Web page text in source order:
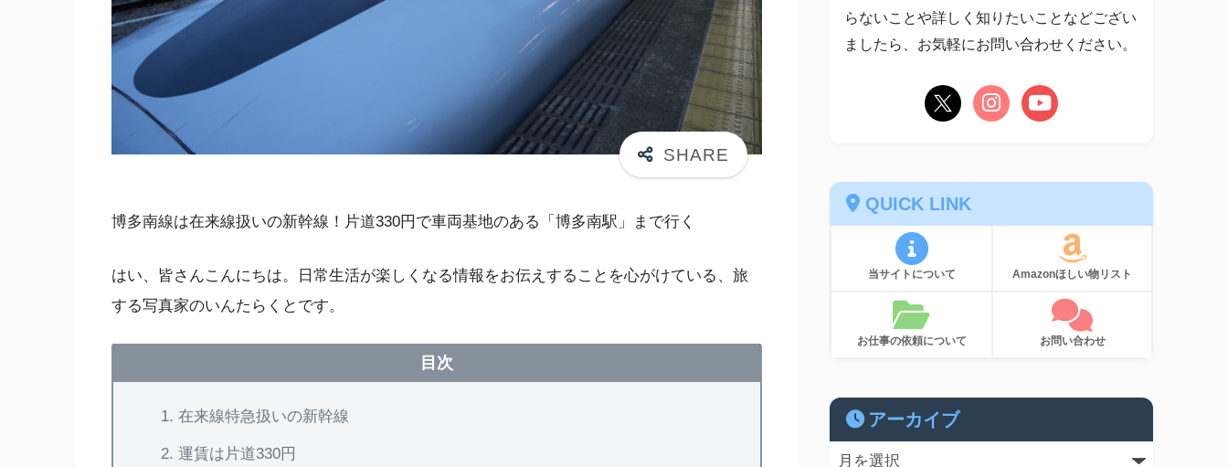
博多南線は在来線扱いの新幹線！片道330円で車両基地のある「博多南駅」まで行く
はい、皆さんこんにちは。日常生活が楽しくなる情報をお伝えすることを心がけている、旅
する写真家のいんたらくとです。
目次
在来線特急扱いの新幹線
運賃は片道330円
らないことや詳しく知りたいことなどござい
ましたら、お気軽にお問い合わせください。
QUICK LINK
当サイトについて Amazonほしい物リスト
お仕事の依頼について お問い合わせ
アーカイブ